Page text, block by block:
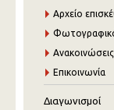
Αρχείο
Ανακοινώσεις
Επικοινωνία
Διαγωνισμοί